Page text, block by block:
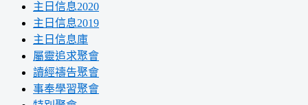
主日信息2020
主日信息2019
主日信息庫
屬靈追求聚會
讀經禱告聚會
事奉學習聚會